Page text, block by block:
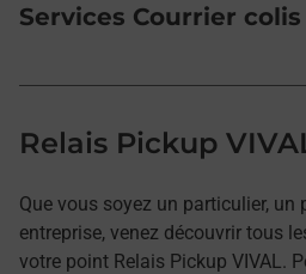
Services Courrier colis
Relais Pickup
Que vous soyez un particulier, un
entreprise, venez découvrir tous
votre point Relais Pickup VIVAL.